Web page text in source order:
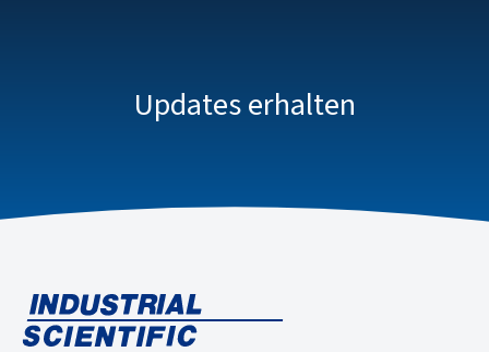
Updates erhalten